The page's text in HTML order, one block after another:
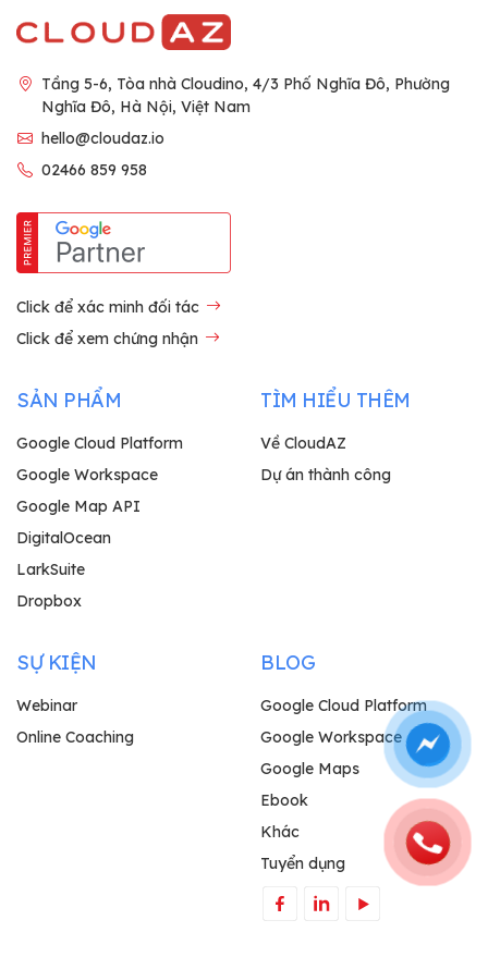
Tầng 5-6, Tòa nhà Cloudino, 4/3 Phố Nghĩa Đô, Phường
Nghĩa Đô, Hà Nội, Việt Nam
hello@cloudaz.io
02466 859 958
Click để xác minh đối tác
Click để xem chứng nhận
SẢN PHẨM
Google Cloud Platform
Google Workspace
Google Map API
DigitalOcean
LarkSuite
Dropbox
TÌM HIỂU THÊM
Về CloudAZ
Dự án thành công
SỰ KIỆN
Webinar
Online Coaching
BLOG
Google Cloud Platform
Google Workspace
Google Maps
Ebook
Khác
Tuyển dụng